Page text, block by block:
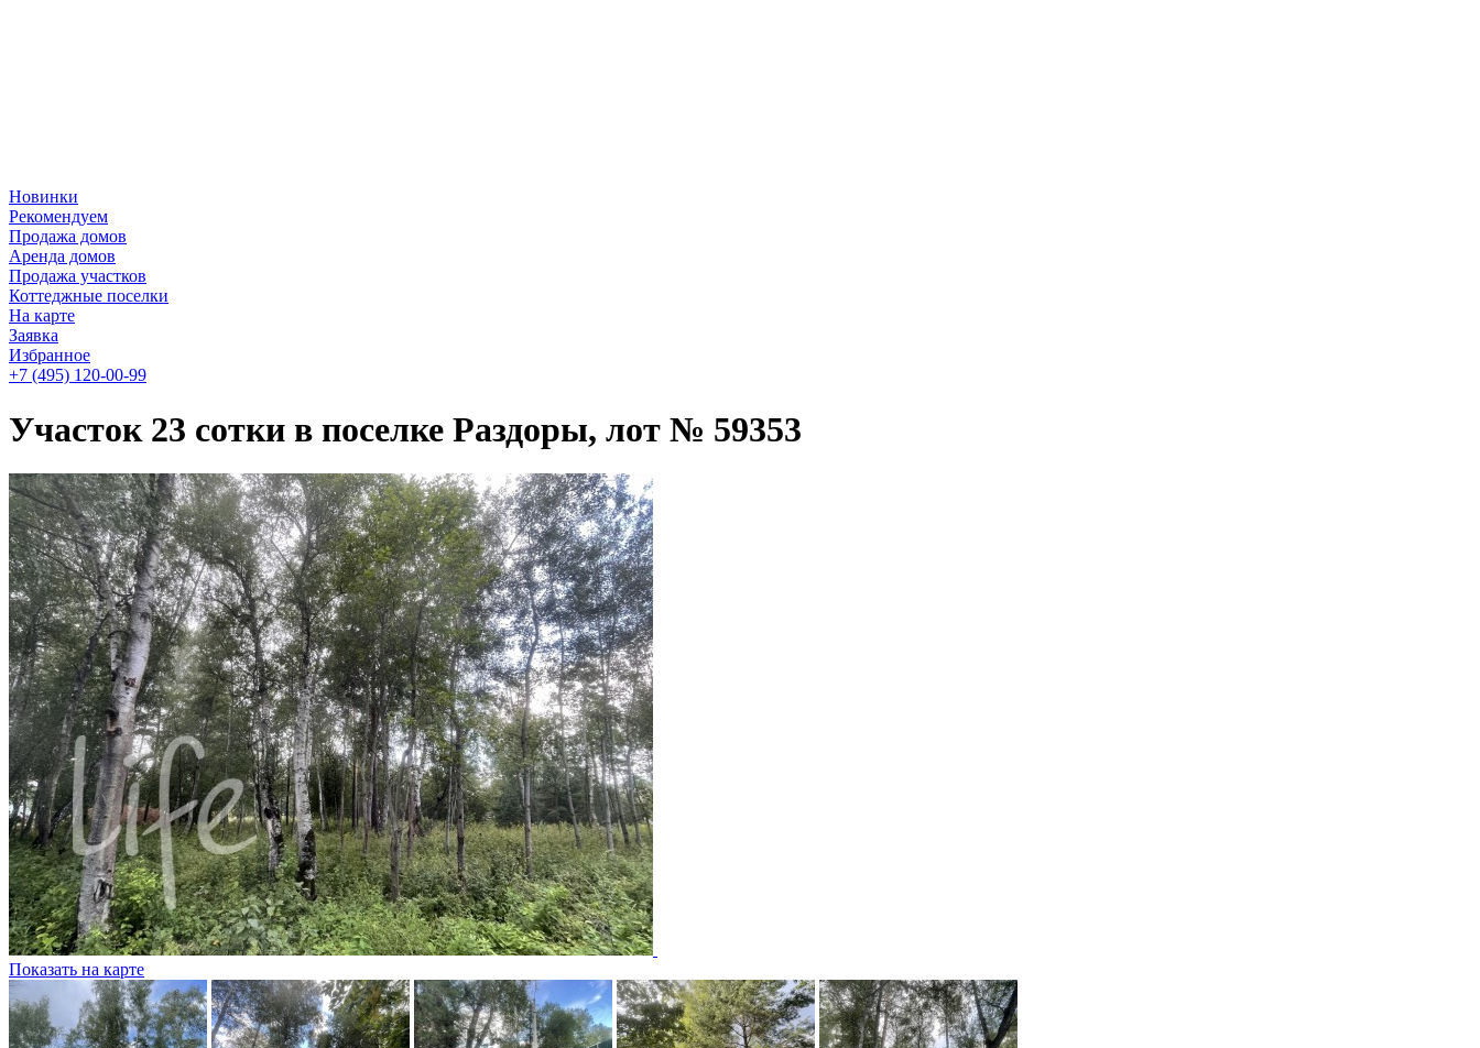
Новинки
Рекомендуем
Продажа домов
Аренда домов
Продажа участков
Коттеджные поселки
На карте
Заявка
Избранное
+7 (495) 120-00-99
Участок 23 сотки в поселке Раздоры, лот № 59353
Показать на карте